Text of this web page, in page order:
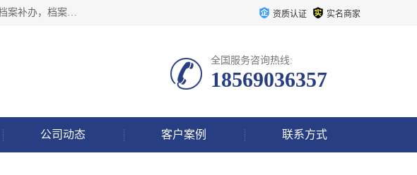
长沙毕业帮人力资源咨询有限责任公司是一家拥有8年多经验的人事服务代理机构。主要的服务有：档案存放，档案补办，档案激活，档案查询，档案查找，档案托管，档案调取，档案异地代办，档案异常处理 等；提供毕业档案处理、人事档案服务、商务代理代办、个人档案等服务，同时办事过程全程与客户沟通，确保真实、安全、可靠！ 资质认证 实名商家
全国服务咨询热线:
18569036357
公司动态 客户案例 联系方式